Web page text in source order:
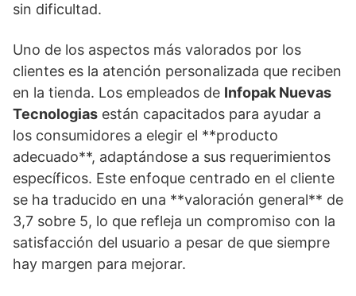
sin dificultad.
Uno de los aspectos más valorados por los
clientes es la atención personalizada que reciben
en la tienda. Los empleados de Infopak Nuevas
Tecnologias están capacitados para ayudar a
los consumidores a elegir el **producto
adecuado**, adaptándose a sus requerimientos
específicos. Este enfoque centrado en el cliente
se ha traducido en una **valoración general** de
3,7 sobre 5, lo que refleja un compromiso con la
satisfacción del usuario a pesar de que siempre
hay margen para mejorar.